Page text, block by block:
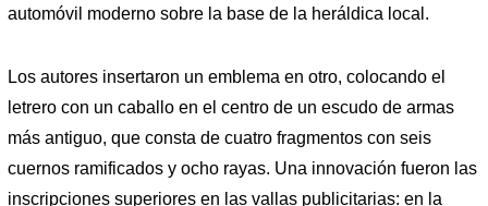
automóvil moderno sobre la base de la heráldica local.
Los autores insertaron un emblema en otro, colocando el
letrero con un caballo en el centro de un escudo de armas
más antiguo, que consta de cuatro fragmentos con seis
cuernos ramificados y ocho rayas. Una innovación fueron las
inscripciones superiores en las vallas publicitarias: en la